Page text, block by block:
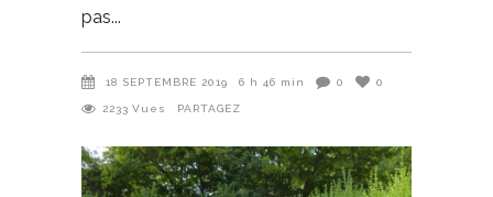
pas
18 SEPTEMBRE 2019 6 h 46 min 0 0
2233 Vues PARTAGEZ